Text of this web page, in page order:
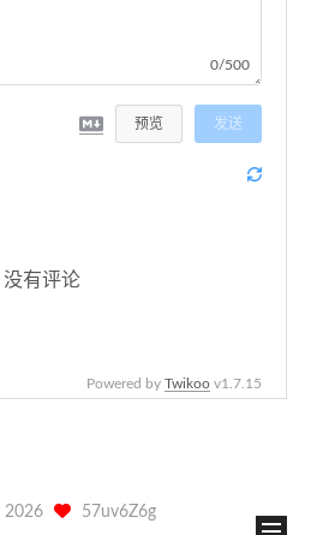
0/500
预览 发送
没有评论
Powered by Twikoo v1.7.15
2026 57uv6Z6g